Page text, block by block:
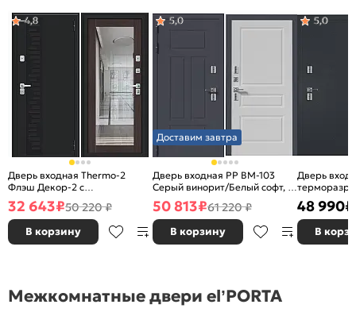
Дверь входная Thermo-2
Флэш Декор-2 с
терморазрывом Букле
черное/Wenge Veralinga, с
зеркалом, 2 замка, с ночной
задвижкой
4,8
32 643₽50 220 ₽
В корзину
Доставим завтра
Дверь входная PP ВМ-103
Серый винорит/Белый софт, 2
замка, с ночной задвижкой
5,0
50 813₽61 220 ₽
В корзину
Дверь
софт, 2
задвижкой
5,0
48 990₽
В
Межкомнатные двери el’PORTA